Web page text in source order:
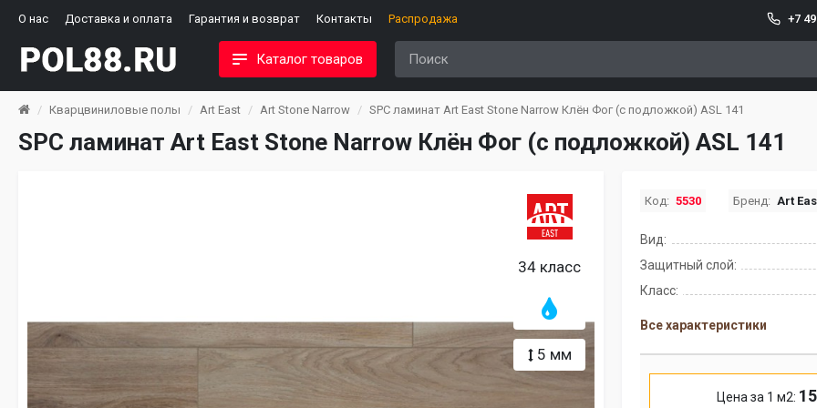
О нас Доставка и оплата Гарантия и возврат Контакты Распродажа +7
Каталог товаров
Кварцвиниловые полы Art East Art Stone Narrow SPC ламинат Art East Stone Narrow Клён Фог (с подложкой) ASL 141
SPC ламинат Art East Stone Narrow Клён Фог (с подложкой) ASL 141
34 класс
5 мм
Код: 5530 Бренд: Art
Вид:
Защитный слой:
Класс:
Все характеристики
Цена за 1 м2: